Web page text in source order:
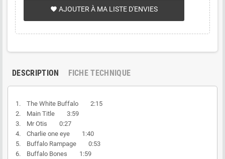
favorite AJOUTER À MA LISTE D'ENVIES
DESCRIPTION FICHE TECHNIQUE
1. The White Buffalo 2:15
2. Main Title 3:59
3. Mr Otis 0:27
4. Charlie one eye 1:40
5. Buffalo Rampage 0:53
6. Buffalo Bones 1:59